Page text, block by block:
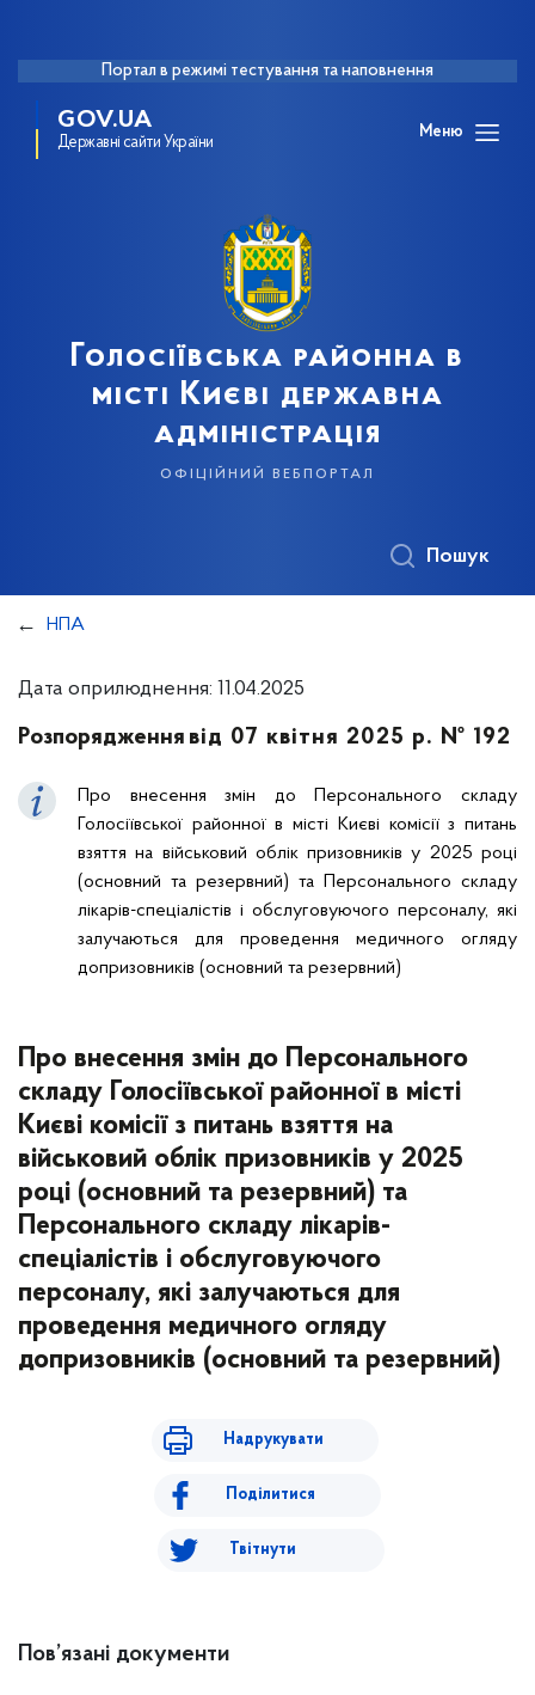
Портал в режимі тестування та наповнення
GOV.UA
Державні сайти України
Меню
Голосіївська районна в
місті Києві державна
адміністрація
офіційний вебпортал
Пошук
НПА
Дата оприлюднення: 11.04.2025
Розпорядження від 07 квітня 2025 р. № 192
Про внесення змін до Персонального складу
Голосіївської районної в місті Києві комісії з питань
взяття на військовий облік призовників у 2025 році
(основний та резервний) та Персонального складу
лікарів-спеціалістів і обслуговуючого персоналу, які
залучаються для проведення медичного огляду
допризовників (основний та резервний)
Про внесення змін до Персонального
складу Голосіївської районної в місті
Києві комісії з питань взяття на
військовий облік призовників у 2025
році (основний та резервний) та
Персонального складу лікарів-
спеціалістів і обслуговуючого
персоналу, які залучаються для
проведення медичного огляду
допризовників (основний та резервний)
Надрукувати
Поділитися
Твітнути
Пов’язані документи